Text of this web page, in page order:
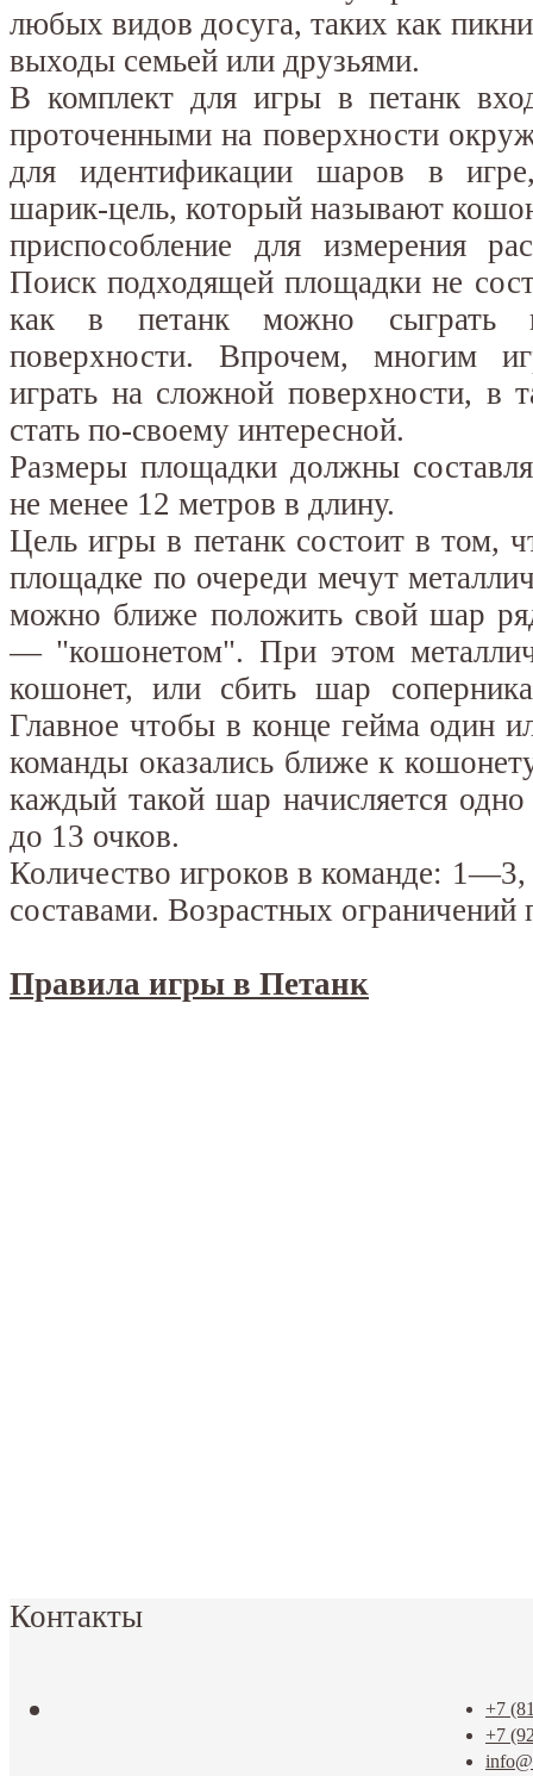
любых видов досуга, таких как
выходы семьей или друзьями.
В комплект для игры в петанк
проточенными на поверхности
для идентификации шаров в
шарик-цель, который называют
приспособление для измерения
Поиск подходящей площадки не
как в петанк можно сыграть
поверхности. Впрочем, многим
играть на сложной поверхности, в
стать по-своему интересной.
Размеры площадки должны
не менее 12 метров в длину.
Цель игры в петанк состоит в том,
площадке по очереди мечут
можно ближе положить свой шар
— "кошонетом". При этом
кошонет, или сбить шар
Главное чтобы в конце гейма один
команды оказались ближе к
каждый такой шар начисляется
до 13 очков.
Количество игроков в команде:
составами. Возрастных ограничений
Правила игры в Петанк
Контакты
+7
+7